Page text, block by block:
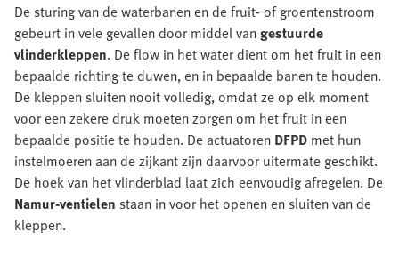
De sturing van de waterbanen en de fruit- of groentenstroom
gebeurt in vele gevallen door middel vangestuurde
vlinderkleppen. De flow in het water dient om het fruit in een
bepaalde richting te duwen, en in bepaalde banen te houden.
De kleppen sluiten nooit volledig, omdat ze op elk moment
voor een zekere druk moeten zorgen om het fruit in een
bepaalde positie te houden. De actuatoren DFPD met hun
instelmoeren aan de zijkant zijn daarvoor uitermate geschikt.
De hoek van het vlinderblad laat zich eenvoudig afregelen. De
Namur-ventielen staan in voor het openen en sluiten van de
kleppen.